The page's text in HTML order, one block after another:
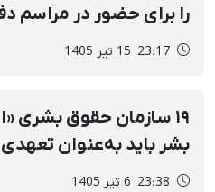
را برای حضور در مراسم
فشار قرار دادند
23:17، 15 تیر 1405
۱۹ سازمان حقوق بشری
بشر باید به‌عنوان
معامله، در مرکز تعامل
23:38، 6 تیر 1405